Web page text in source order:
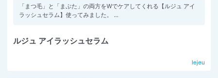
「まつ毛」と「まぶた」の両方をWでケアしてくれる【ルジュ アイ
ラッシュセラム】使ってみました。 ...
ルジュ アイラッシュセラム
lejeu